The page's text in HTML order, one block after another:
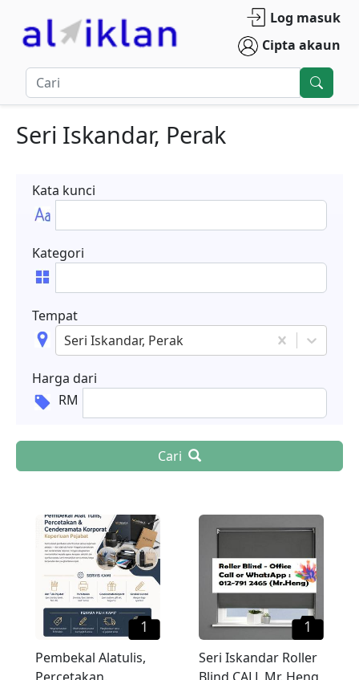
Log masuk
Cipta akaun
Seri Iskandar, Perak
Kata kunci
Kategori
Tempat
Seri Iskandar, Perak
Harga dari
RM
Cari
1
Pembekal Alatulis,
1
Seri Iskandar Roller